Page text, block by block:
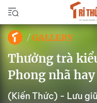
GALLERY
Thưởng trà
Phong nhã
(Kiến Thức) - Lưu